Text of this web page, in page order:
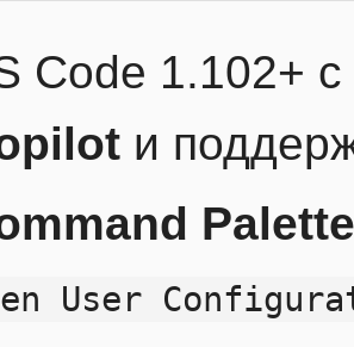
Code 1.102+
и
Palette
User